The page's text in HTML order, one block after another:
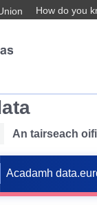
How do you
An tairseach
Acadamh